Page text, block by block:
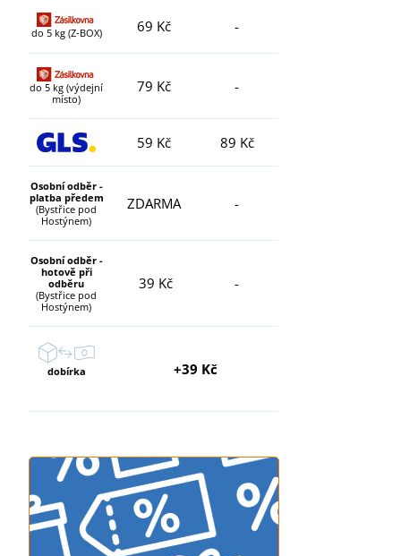
do 5 kg (Z-BOX) 69 Kč -
do 5 kg (výdejní
místo)
79 Kč -
59 Kč 89 Kč
Osobní odběr -
platba předem
(Bystřice pod
Hostýnem)
ZDARMA -
Osobní odběr -
hotově při
odběru
(Bystřice pod
Hostýnem)
39 Kč -
dobírka +39 Kč